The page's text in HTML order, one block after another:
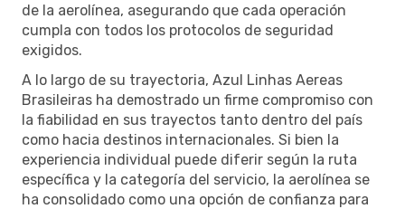
de la aerolínea, asegurando que cada operación
cumpla con todos los protocolos de seguridad
exigidos.
A lo largo de su trayectoria, Azul Linhas Aereas
Brasileiras ha demostrado un firme compromiso con
la fiabilidad en sus trayectos tanto dentro del país
como hacia destinos internacionales. Si bien la
experiencia individual puede diferir según la ruta
específica y la categoría del servicio, la aerolínea se
ha consolidado como una opción de confianza para